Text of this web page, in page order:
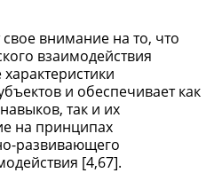
внимание на то, что
взаимодействия
и обеспечивает как
так и их
на принципах
развивающего
[4,67].